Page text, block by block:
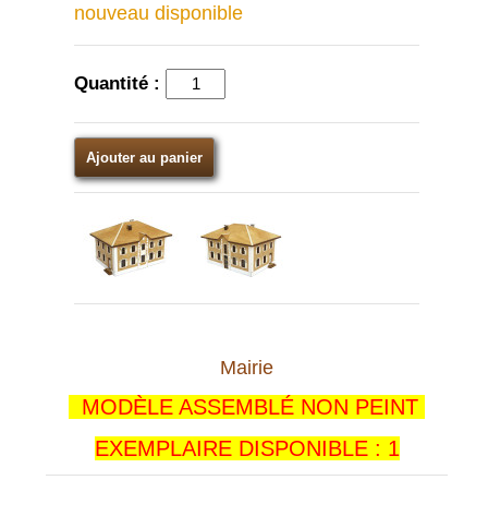
nouveau disponible
Quantité :
Ajouter au panier
Mairie
MODÈLE ASSEMBLÉ NON PEINT
EXEMPLAIRE DISPONIBLE : 1